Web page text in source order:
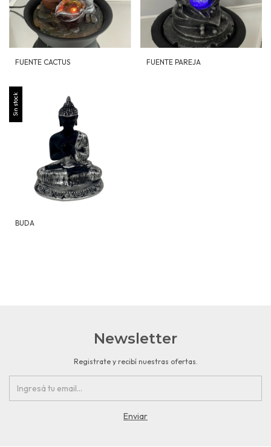
FUENTE CACTUS FUENTE PAREJA
Sin stock
BUDA
Newsletter
Registrate y recibí nuestras ofertas.